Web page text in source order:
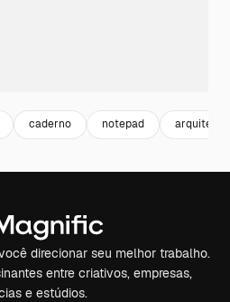
caderno notepad arquiteto
direcionar seu melhor trabalho.
entre criativos, empresas,
e estúdios.